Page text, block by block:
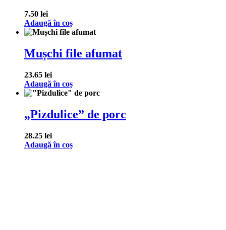
7.50 lei
Adaugă în coș
Mușchi file afumat
23.65 lei
Adaugă în coș
„Pizdulice” de porc
28.25 lei
Adaugă în coș